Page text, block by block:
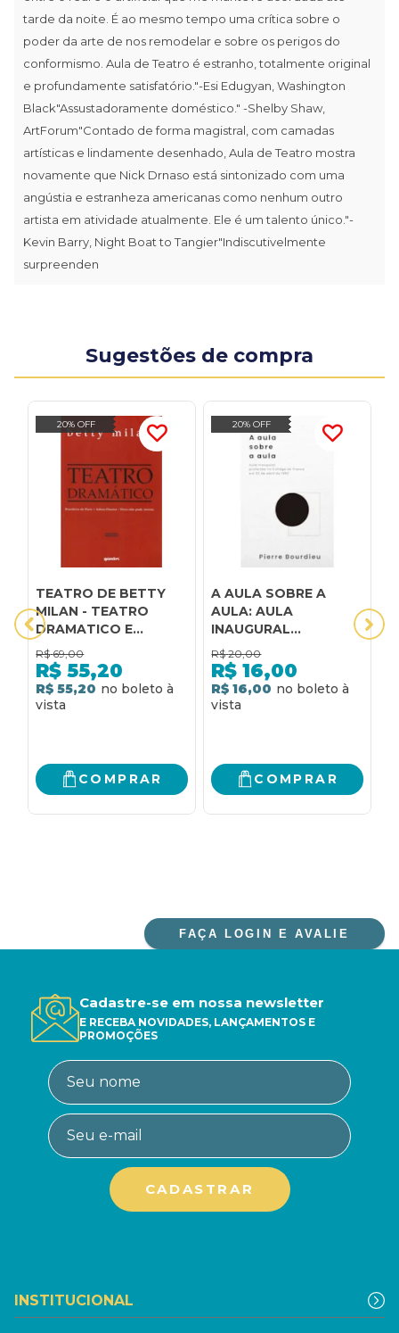
tarde da noite. É ao mesmo tempo uma crítica sobre o
poder da arte de nos remodelar e sobre os perigos do
conformismo. Aula de Teatro é estranho, totalmente original
e profundamente satisfatório."-Esi Edugyan, Washington
Black"Assustadoramente doméstico." -Shelby Shaw,
ArtForum"Contado de forma magistral, com camadas
artísticas e lindamente desenhado, Aula de Teatro mostra
novamente que Nick Drnaso está sintonizado com uma
angústia e estranheza americanas como nenhum outro
artista em atividade atualmente. Ele é um talento único."-
Kevin Barry, Night Boat to Tangier"Indiscutivelmente
surpreenden
Sugestões de compra
20% OFF
TEATRO DE BETTY
MILAN - TEATRO
DRAMATICO E
TEATRO LIRICO - 1
R$ 69,00
R$ 55,20
R$ 55,20
COMPRAR
20% OFF
A AULA SOBRE A
AULA: AULA
INAUGURAL
PROFERIDA NO
COLLÈGE DE FRANCE
EM 23 DE ABRIL DE
1982
R$ 20,00
R$ 16,00
R$ 16,00
COMPRAR
FAÇA LOGIN E AVALIE
Cadastre-se em nossa newsletter
E RECEBA NOVIDADES, LANÇAMENTOS E
PROMOÇÕES
INSTITUCIONAL